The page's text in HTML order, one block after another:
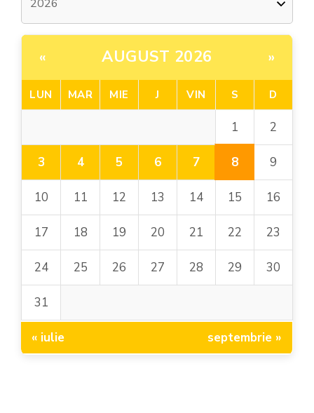
« AUGUST 2026 »
LUN MAR MIE J VIN S D
1 2
3 4 5 6 7 8 9
10 11 12 13 14 15 16
17 18 19 20 21 22 23
24 25 26 27 28 29 30
31
« iulie septembrie »